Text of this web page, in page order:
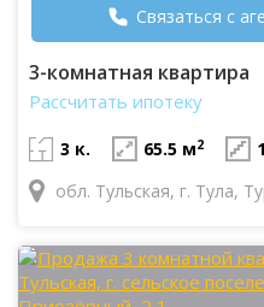
Связаться с
3-комнатная квартира
Рассчитать ипотеку
3 к. 65.5 м2
обл. Тульская, г. Тула,